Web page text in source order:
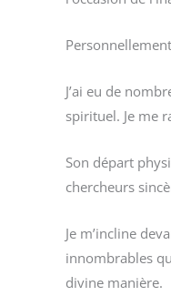
J’ai eu de
spirituel. Je me
Son départ
chercheurs
Je m’incline
innombrables
divine manière.